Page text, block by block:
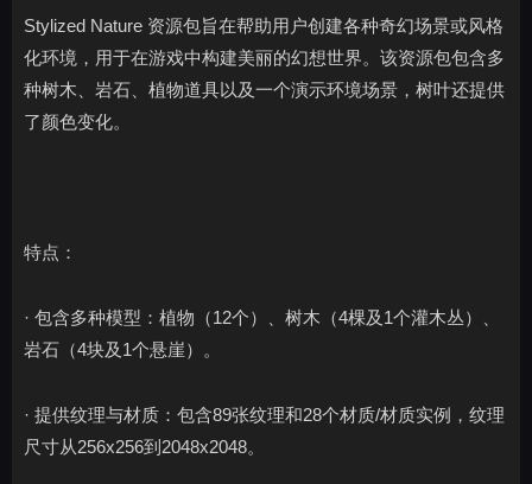
Stylized Nature 资源包旨在帮助用户创建各种奇幻场景或风格
化环境，用于在游戏中构建美丽的幻想世界。该资源包包含多
种树木、岩石、植物道具以及一个演示环境场景，树叶还提供
了颜色变化。
特点：
· 包含多种模型：植物（12个）、树木（4棵及1个灌木丛）、
岩石（4块及1个悬崖）。
· 提供纹理与材质：包含89张纹理和28个材质/材质实例，纹理
尺寸从256x256到2048x2048。